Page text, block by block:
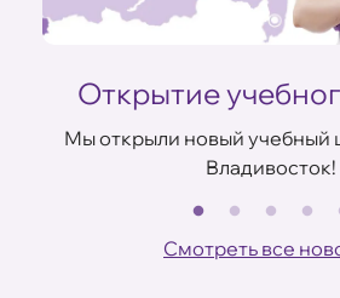
Открытие
Мы открыли новый учебный
Владивосток!
Смотреть все